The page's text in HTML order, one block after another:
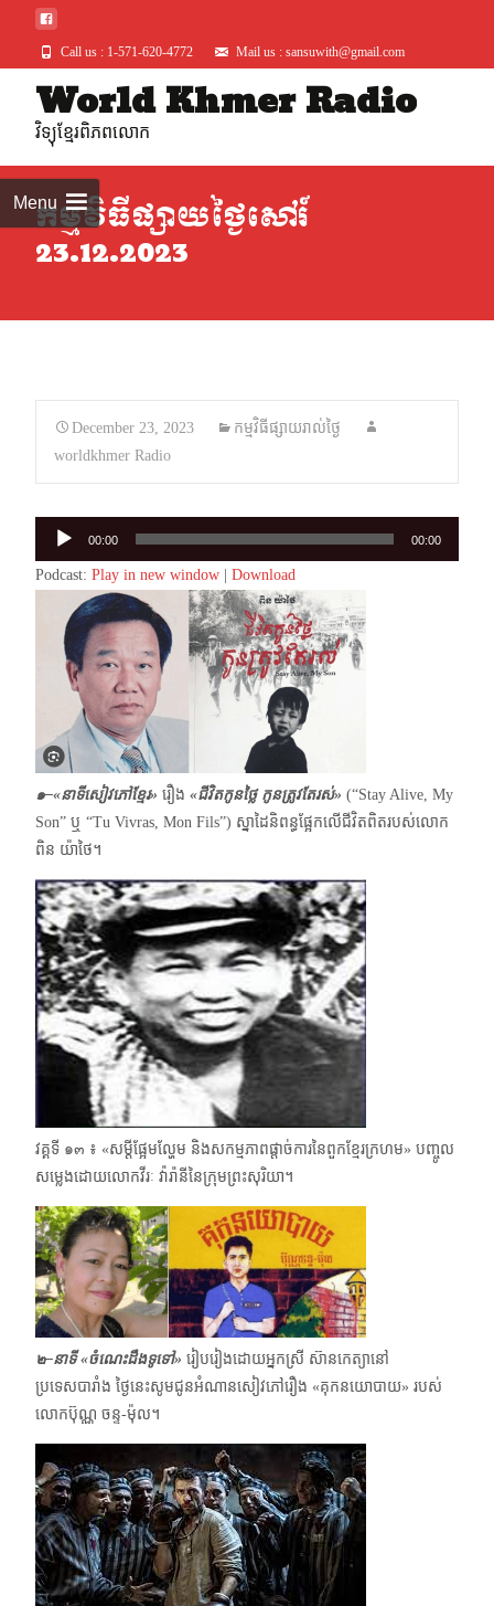
Call us : 1-571-620-4772 Mail us : sansuwith@gmail.com
World Khmer Radio
វិទ្យុខ្មែរពិភពលោក
Menuកម្មវិធីផ្សាយថ្ងៃសៅរ៍
23.12.2023
December 23, 2023
កម្មវិធីផ្សាយរាល់ថ្ងៃ
worldkhmer Radio
Audio
Player
00:00 00:00
Podcast: Play in new window Download
๑–«នាទីសៀវភៅខ្មែរ» រឿង «ជីវិតកូនថ្លៃ កូនត្រូវតែរស់» (“Stay Alive, My
Son” ឬ “Tu Vivras, Mon Fils”) ស្នាដៃនិពន្ធផ្អែកលើជីវិតពិតរបស់លោក
ពិន យ៉ាថៃ​។
វគ្គទី ๑๓ ៖ «សម្តីផ្អែមល្ហែម និងសកម្មភាពផ្តាច់ការនៃពួកខ្មែរក្រហម» បញ្ចូល
សម្លេងដោយលោកវីរៈ វ៉ារ៉ានី​នៃក្រុមព្រះសុរិយា។
๒–នាទី«ចំណេះដឹងទូទៅ» រៀបរៀងដោយអ្នកស្រី ស៊ានកេត្យានៅ
ប្រទេសបារាំង ថ្ងៃនេះសូមជូនអំណានសៀវភៅរឿង «គុកនយោបាយ»​ របស់
លោកប៊ុណ្ណ ចន្ទ-ម៉ុល។